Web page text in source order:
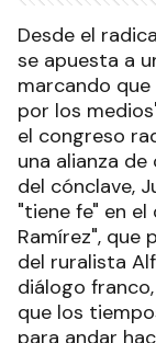
Desde el
se apuesta a
marcando
por los
el congreso
una alianza
del cónclave,
"tiene fe" en
Ramírez", que
del ruralista
diálogo
que los
para andar